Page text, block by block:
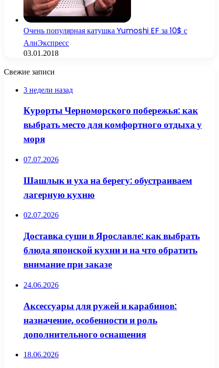
Очень популярная катушка Yumoshi EF за 10$ с
АлиЭкспресс
03.01.2018
Свежие записи
3 недели назад
Курорты Черноморского побережья: как
выбрать место для комфортного отдыха у
моря
07.07.2026
Шашлык и уха на берегу: обустраиваем
лагерную кухню
02.07.2026
Доставка суши в Ярославле: как выбрать
блюда японской кухни и на что обратить
внимание при заказе
24.06.2026
Аксессуары для ружей и карабинов:
назначение, особенности и роль
дополнительного оснащения
18.06.2026